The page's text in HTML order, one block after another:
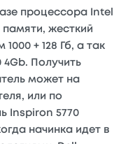
процессора Intel
памяти, жесткий
+ 128 Гб, а так
Получить
может на
или по
Inspiron 5770
начинка идет в